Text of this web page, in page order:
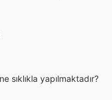
sıklıkla yapılmaktadır?